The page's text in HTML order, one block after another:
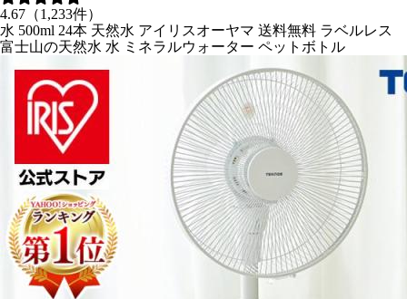
4.67（1,233件）
水 500ml 24本 天然水 アイリスオーヤマ 送料無料 ラベルレス
富士山の天然水 水 ミネラルウォーター ペットボトル